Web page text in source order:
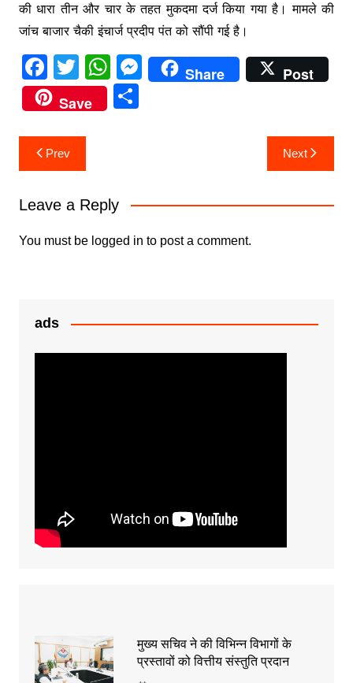
की धारा तीन और चार के तहत मुकदमा दर्ज किया गया है। मामले की
जांच बाजार चैकी इंचार्ज प्रदीप पंत को सौंपी गई है।
F
a
c
e
b
o
k
T
w
itt
er
W
h
at
p
p
M
e
er
Share
Post
Save
S
Post
navigation
Prev Next
Leave a Reply
You must be logged in to post a comment.
ads
मुख्य सचिव ने की विभिन्न विभागों के
प्रस्तावों को वित्तीय संस्तुति प्रदान